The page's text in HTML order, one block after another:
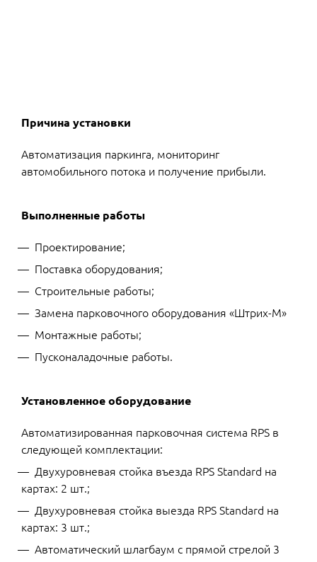
Причина установки
Автоматизация паркинга, мониторинг
автомобильного потока и получение прибыли.
Выполненные работы
Проектирование;
Поставка оборудования;
Строительные работы;
Замена парковочного оборудования «Штрих-М»
Монтажные работы;
Пусконаладочные работы.
Установленное оборудование
Автоматизированная парковочная система RPS в
следующей комплектации:
Двухуровневая стойка въезда RPS Standard на
картах: 2 шт.;
Двухуровневая стойка выезда RPS Standard на
картах: 3 шт.;
Автоматический шлагбаум с прямой стрелой 3